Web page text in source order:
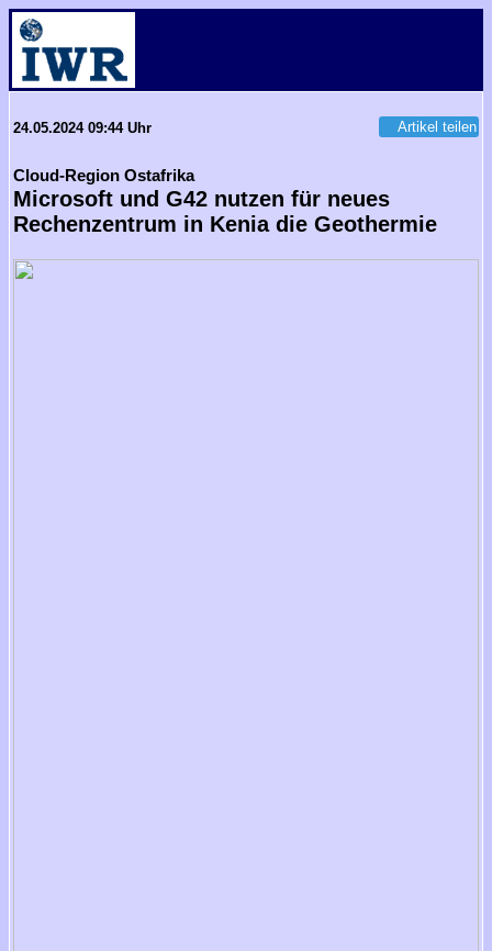
24.05.2024 09:44 Uhr Artikel teilen
Cloud-Region Ostafrika
Microsoft und G42 nutzen für neues
Rechenzentrum in Kenia die Geothermie